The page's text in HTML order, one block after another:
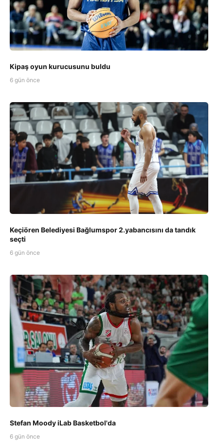
Kipaş oyun kurucusunu buldu
6 gün önce
Keçiören Belediyesi Bağlumspor 2.yabancısını da tandık
seçti
6 gün önce
Stefan Moody iLab Basketbol'da
6 gün önce